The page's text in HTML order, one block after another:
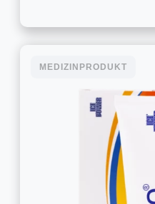
MEDIZINPRODUKT